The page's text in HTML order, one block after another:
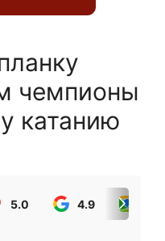
чемпионы
катанию
5.0 4.9